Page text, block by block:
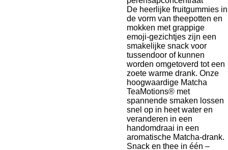
De heerlijke fruitgummies in
de vorm van theepotten en
mokken met grappige
emoji-gezichtjes zijn een
smakelijke snack voor
tussendoor of kunnen
worden omgetoverd tot een
zoete warme drank. Onze
hoogwaardige Matcha
TeaMotions® met
spannende smaken lossen
snel op in heet water en
veranderen in een
handomdraai in een
aromatische Matcha-drank.
Snack en thee in één –